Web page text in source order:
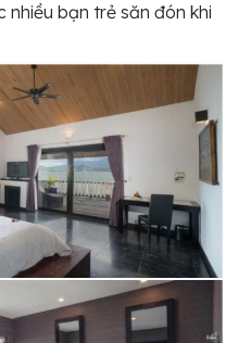
nhiều bạn trẻ săn đón khi